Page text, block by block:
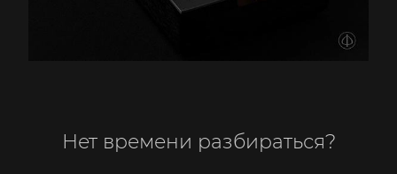
Нет времени разбираться?